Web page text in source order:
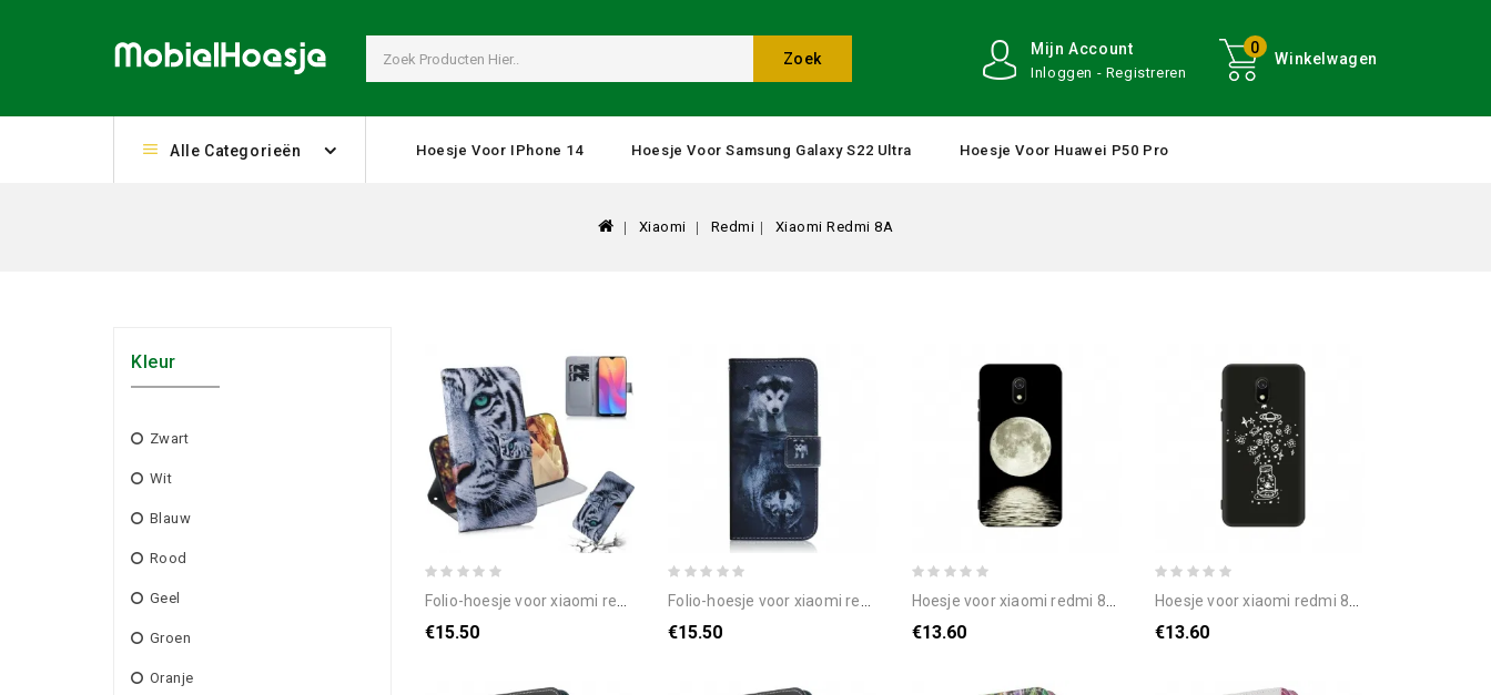
Winkelwagen
0
Mijn Account
Inloggen - Registreren
Zoek
Alle Categorieën Hoesje Voor IPhone 14 Hoesje Voor Samsung Galaxy S22 Ultra Hoesje Voor Huawei P50 Pro
Xiaomi Redmi Xiaomi Redmi 8A
Kleur
Zwart
Wit
Blauw
Rood
Geel
Groen
Oranje
folio-hoesje voor xiaomi redmi 8a tijgergezicht
€15.50
folio-hoesje voor xiaomi redmi 8a ernesto de wolf
€15.50
hoesje voor xiaomi redmi 8a marine moon flexibele siliconen
€13.60
hoesje voor xiaomi redmi 8a flexibele siliconen graphics
€13.60